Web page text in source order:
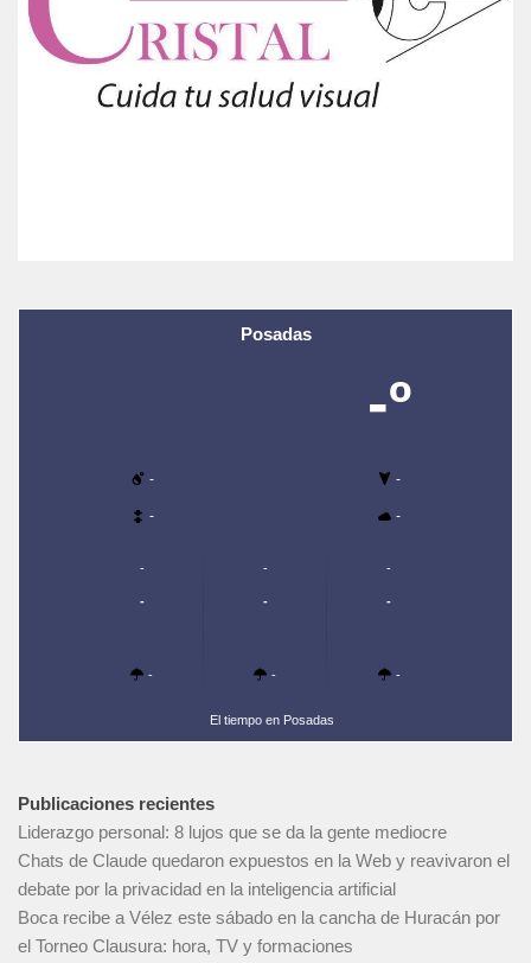
Posadas
-º
- -
- -
-
-
-
-
-
-
-
-
-
El tiempo en Posadas
Publicaciones recientes
Liderazgo personal: 8 lujos que se da la gente mediocre
Chats de Claude quedaron expuestos en la Web y reavivaron el
debate por la privacidad en la inteligencia artificial
Boca recibe a Vélez este sábado en la cancha de Huracán por
el Torneo Clausura: hora, TV y formaciones